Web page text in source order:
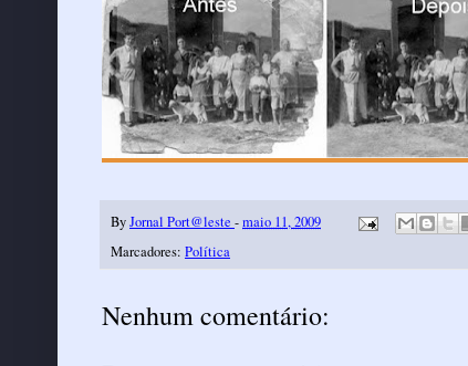
ByJornal Port@leste -maio 11, 2009
Marcadores: Política
Nenhum comentário: